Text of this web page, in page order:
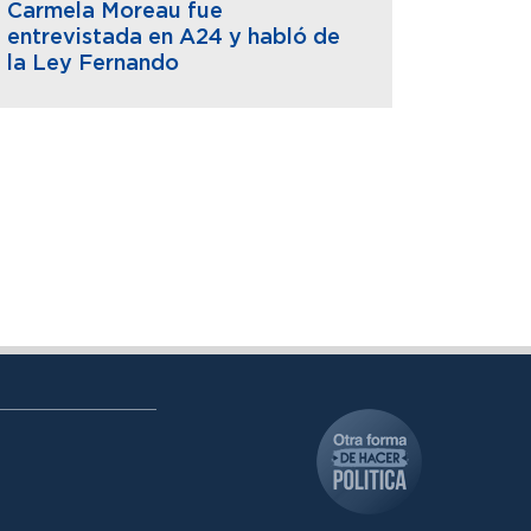
Carmela Moreau fue
entrevistada en A24 y habló de
la Ley Fernando